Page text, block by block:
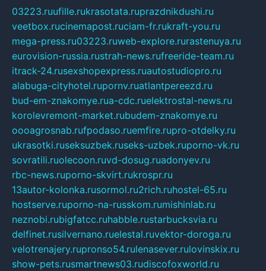
03223.ruufille.rukrasotata.ruprazdnikdushi.ru
veetbox.rucinemapost.ruciam-fr.rukraft-you.ru
mega-press.ru03223.ruweb-explore.rurastenuya.ru
eurovision-russia.rustrah-news.rufreeride-team.ru
itrack-24.rusexshopexpress.ruautostudiopro.ru
alabuga-cityhotel.rupornv.ruatlantpereezd.ru
bud-em-znakomye.rua-cdc.ruelektrostal-news.ru
korolevremont-market.rubudem-znakomye.ru
oooagrosnab.rufpodaso.ruemfire.rupro-otdelky.ru
ukrasotki.ruseksuzbek.ruseks-uzbek.ruporno-vk.ru
sovratili.ruolecoon.ruvd-dosug.ruadonyev.ru
rbc-news.ruporno-skvirt.rukrospr.ru
13autor-kolonka.rusormol.ru2rich.ruhostel-65.ru
hostserve.ruporno-na-russkom.rumishinlab.ru
neznobi.rubigfatcc.ruhabble.rustarbucksvia.ru
delfinet.rusilvernano.ruelestal.ruvektor-doroga.ru
velotrenajery.rupronso54.rulenasever.rulovinskix.ru
show-pets.rusmartnews03.rudiscofoxworld.ru